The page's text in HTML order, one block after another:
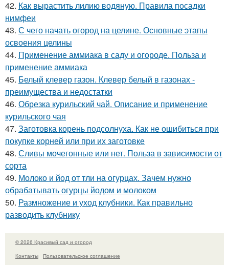
42. Как вырастить лилию водяную. Правила посадки
нимфеи
43. С чего начать огород на целине. Основные этапы
освоения целины
44. Применение аммиака в саду и огороде. Польза и
применение аммиака
45. Белый клевер газон. Клевер белый в газонах -
преимущества и недостатки
46. Обрезка курильский чай. Описание и применение
курильского чая
47. Заготовка корень подсолнуха. Как не ошибиться при
покупке корней или при их заготовке
48. Сливы мочегонные или нет. Польза в зависимости от
сорта
49. Молоко и йод от тли на огурцах. Зачем нужно
обрабатывать огурцы йодом и молоком
50. Размножение и уход клубники. Как правильно
разводить клубнику
© 2026 Красивый сад и огород
Контакты
Пользовательское соглашение